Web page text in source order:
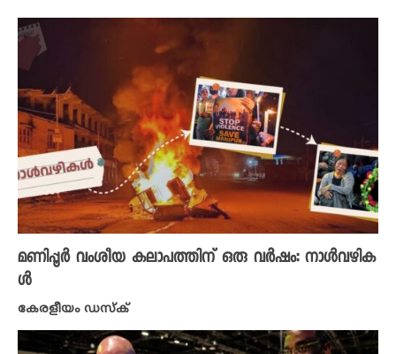
മണിപ്പൂർ വംശീയ കലാപത്തിന് ഒരു വർഷം: നാൾവഴിക
ൾ
കേരളീയം ഡസ്ക്